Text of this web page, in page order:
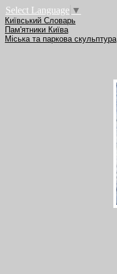
Select Language ▼
Київський Словарь
Пам'ятники Київа
Міська та паркова скульптура